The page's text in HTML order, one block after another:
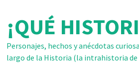
contenido
¡QUÉ
Personajes, hechos y anécdotas
largo de la Historia (la intrahistoria